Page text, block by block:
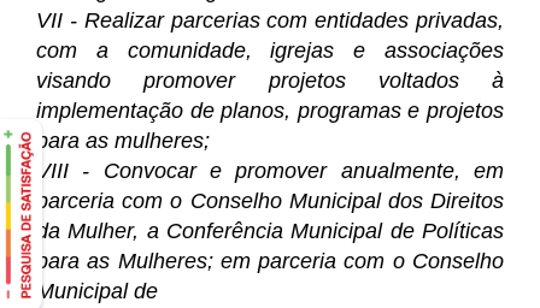
VII - Realizar parcerias com entidades privadas,
com a comunidade, igrejas e associações
visando promover projetos voltados à
implementação de planos, programas e projetos
para as mulheres;
VIII - Convocar e promover anualmente, em
parceria com o Conselho Municipal dos Direitos
da Mulher, a Conferência Municipal de Políticas
para as Mulheres; em parceria com o Conselho
Municipal de